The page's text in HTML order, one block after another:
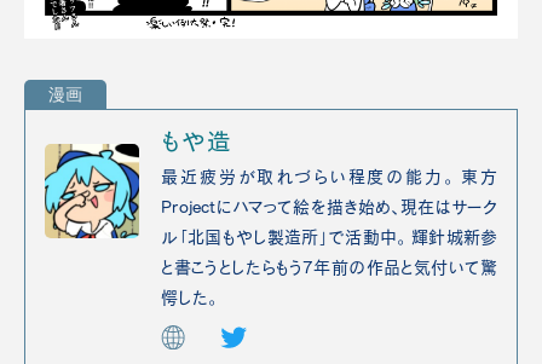
漫画
もや造
最近疲労が取れづらい程度の能力。 東方
Projectにハマって絵を描き始め、現在はサーク
ル「北国もやし製造所」で活動中。 輝針城新参
と書こうとしたらもう7年前の作品と気付いて驚
愕した。